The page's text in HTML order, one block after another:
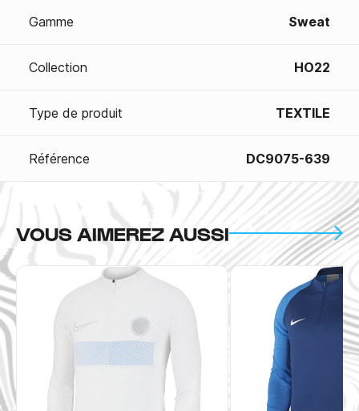
Gamme Sweat
Collection HO22
Type de produit TEXTILE
Référence DC9075-639
VOUS AIMEREZ AUSSI